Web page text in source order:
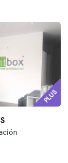
PLUS